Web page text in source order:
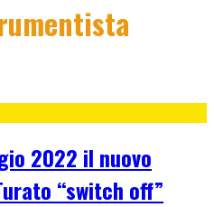
2022 il nuovo
“switch off”